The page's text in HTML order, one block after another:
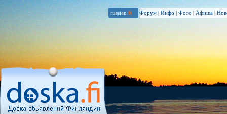
russian .fi Форум | Инфо | Фото | Афиша |